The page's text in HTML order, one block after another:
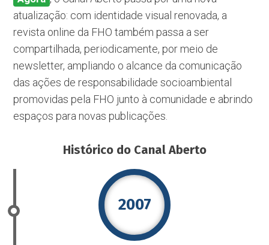
atualização: com identidade visual renovada, a
revista online da FHO também passa a ser
compartilhada, periodicamente, por meio de
newsletter, ampliando o alcance da comunicação
das ações de responsabilidade socioambiental
promovidas pela FHO junto à comunidade e abrindo
espaços para novas publicações.
Histórico do Canal Aberto
2007